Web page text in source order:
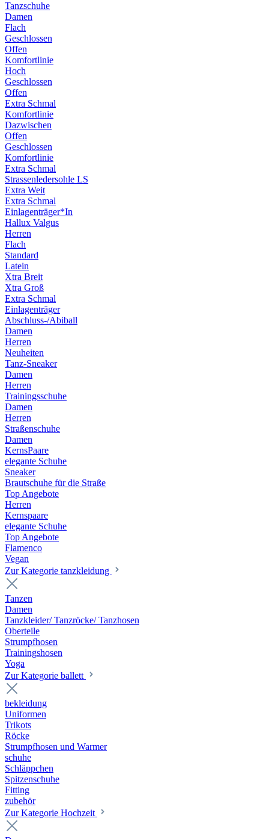
Tanzschuhe
Damen
Flach
Geschlossen
Offen
Komfortlinie
Hoch
Geschlossen
Offen
Extra Schmal
Komfortlinie
Dazwischen
Offen
Geschlossen
Komfortlinie
Extra Schmal
Strassenledersohle LS
Extra Weit
Extra Schmal
Einlagenträger*In
Hallux Valgus
Herren
Flach
Standard
Latein
Xtra Breit
Xtra Groß
Extra Schmal
Einlagenträger
Abschluss-/Abiball
Damen
Herren
Neuheiten
Tanz-Sneaker
Damen
Herren
Trainingsschuhe
Damen
Herren
Straßenschuhe
Damen
KernsPaare
elegante Schuhe
Sneaker
Brautschuhe für die Straße
Top Angebote
Herren
Kernspaare
elegante Schuhe
Top Angebote
Flamenco
Vegan
Zur Kategorie tanzkleidung
Tanzen
Damen
Tanzkleider/ Tanzröcke/ Tanzhosen
Oberteile
Strumpfhosen
Trainingshosen
Yoga
Zur Kategorie ballett
bekleidung
Uniformen
Trikots
Röcke
Strumpfhosen und Warmer
schuhe
Schläppchen
Spitzenschuhe
Fitting
zubehör
Zur Kategorie Hochzeit